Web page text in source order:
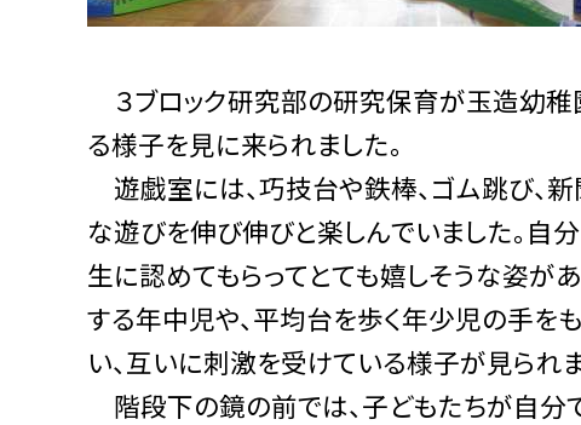
３ブロック研究部の研究保育が玉造幼
る様子を見に来られました。
遊戯室には、巧技台や鉄棒、ゴム跳び、
な遊びを伸び伸びと楽しんでいました。自
生に認めてもらってとても嬉しそうな姿が
する年中児や、平均台を歩く年少児の手を
い、互いに刺激を受けている様子が見られま
階段下の鏡の前では、子どもたちが自分